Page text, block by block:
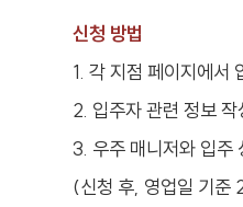
신청 방법
1. 각 지점 페이지에서
2. 입주자 관련 정보 작
3. 우주 매니저와 입주
(신청 후, 영업일 기준